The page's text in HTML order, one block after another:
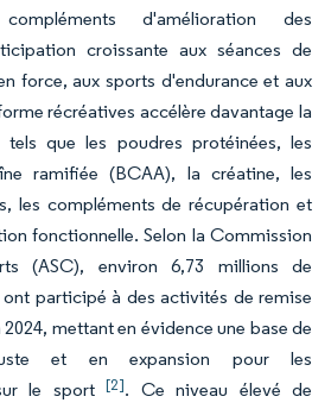
d'amélioration des
croissante aux séances de
force, aux sports d'endurance et aux
récréatives accélère davantage la
que les poudres protéinées, les
ramifiée (BCAA), la créatine, les
les compléments de récupération et
fonctionnelle. Selon la Commission
(ASC), environ 6,73 millions de
ont participé à des activités de remise
mettant en évidence une base de
et en expansion pour les
le sport[2]. Ce niveau élevé de